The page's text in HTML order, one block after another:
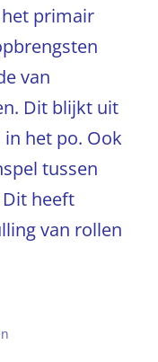
primair
van
Dit blijkt uit
het po. Ook
tussen
heeft
van rollen